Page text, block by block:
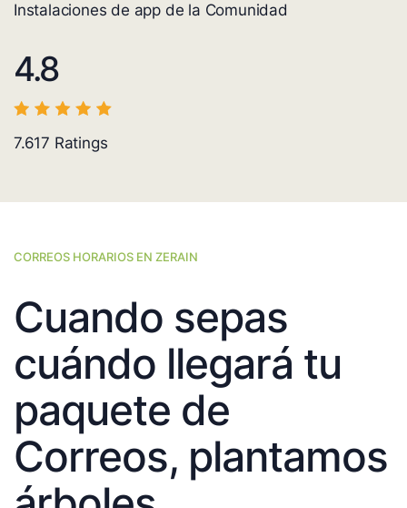
Instalaciones de app de la Comunidad
4.8
7.617 Ratings
CORREOS HORARIOS EN ZERAIN
Cuando sepas
cuándo llegará tu
paquete de
Correos, plantamos